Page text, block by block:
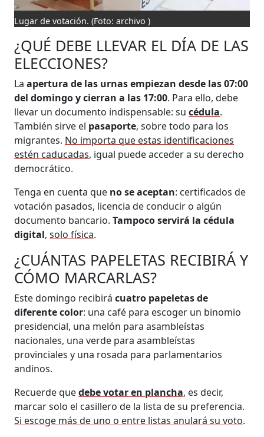
Lugar de votación.(Foto: archivo )
¿QUÉ DEBE LLEVAR EL DÍA DE LAS
ELECCIONES?
Laapertura de las urnas empiezan desde las 07:00
del domingo y cierran a las 17:00. Para ello, debe
llevar un documento indispensable: sucédula.
También sirve el pasaporte, sobre todo para los
migrantes. No importa que estas identificaciones
estén caducadas, igual puede acceder a su derecho
democrático.
Tenga en cuenta que no se aceptan: certificados de
votación pasados, licencia de conducir o algún
documento bancario.Tampoco servirá la cédula
digital,solo física.
¿CUÁNTAS PAPELETAS RECIBIRÁ Y
CÓMO MARCARLAS?
Este domingo recibirácuatro papeletas de
diferente color: una café para escoger un binomio
presidencial, una melón para asambleístas
nacionales, una verde para asambleístas
provinciales y una rosada para parlamentarios
andinos.
Recuerde quedebe votar en plancha, es decir,
marcar solo el casillero de la lista de su preferencia.
Si escoge más de uno o entre listas anulará su voto.